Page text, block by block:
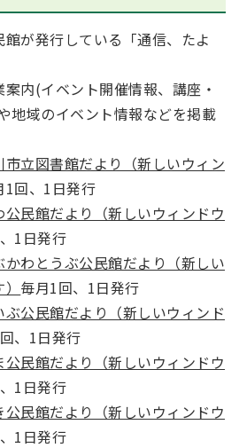
が発行している「通信、たよ
内(イベント開催情報、講座・
地域のイベント情報などを掲載
市立図書館だより（新しいウィン
1回、1日発行
公民館だより（新しいウィンドウ
1日発行
かわとうぶ公民館だより（新しい
毎月1回、1日発行
ぶ公民館だより（新しいウィンド
、1日発行
公民館だより（新しいウィンドウ
1日発行
公民館だより（新しいウィンドウ
1日発行